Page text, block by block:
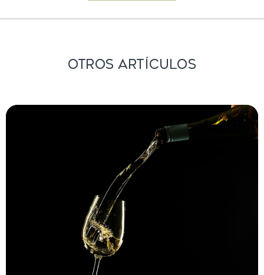
Otros Artículos